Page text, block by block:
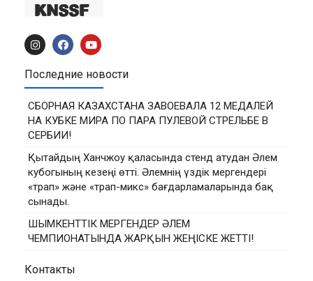
Последние новости
СБОРНАЯ КАЗАХСТАНА ЗАВОЕВАЛА 12 МЕДАЛЕЙ
НА КУБКЕ МИРА ПО ПАРА ПУЛЕВОЙ СТРЕЛЬБЕ В
СЕРБИИ!
Қытайдың Ханчжоу қаласында стенд атудан Әлем
кубогының кезеңі өтті. Әлемнің үздік мергендері
«трап» және «трап-микс» бағдарламаларында бақ
сынады.
ШЫМКЕНТТІК МЕРГЕНДЕР ӘЛЕМ
ЧЕМПИОНАТЫНДА ЖАРҚЫН ЖЕҢІСКЕ ЖЕТТІ!
Контакты